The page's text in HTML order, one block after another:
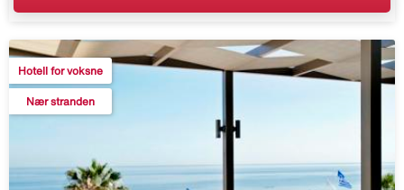
Hotell for voksne
Nær stranden